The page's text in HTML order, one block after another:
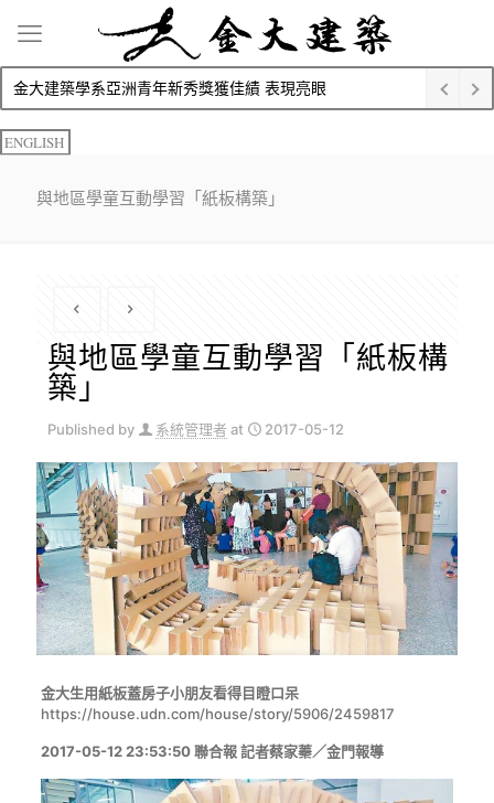
金大建築學系亞洲青年新秀獎獲佳績 表現亮眼
ENGLISH
與地區學童互動學習「紙板構築」
與地區學童互動學習「紙板構
築」
Published by 系統管理者 at 2017-05-12
金大生用紙板蓋房子小朋友看得目瞪口呆
https://house.udn.com/house/story/5906/2459817
2017-05-12 23:53:50聯合報記者蔡家蓁／金門報導